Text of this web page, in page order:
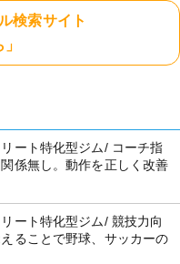
検索サイト
ート特化型ジム/ コーチ指
係無し。動作を正しく改善
ート特化型ジム/ 競技力向
ることで野球、サッカーの